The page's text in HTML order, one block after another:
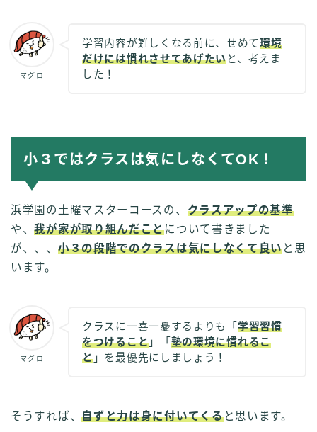
マグロ
学習内容が難しくなる前に、せめて環境
だけには慣れさせてあげたいと、考えま
した！
小３ではクラスは気にしなくてOK！
浜学園の土曜マスターコースの、 クラスアップの基準
や、我が家が取り組んだことについて書きました
が、、、 小３の段階でのクラスは気にしなくて良いと思
います。
マグロ
クラスに一喜一憂するよりも「 学習習慣
をつけること 」「 塾の環境に慣れるこ
と」を最優先にしましょう！
そうすれば、自ずと力は身に付いてくると思います。